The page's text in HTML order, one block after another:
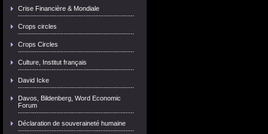
Crise Financière & Mondiale
Crops circles
Crops Circles
Culture, Institut français
David Icke
Davos, Bildenberg, Word Economic
Forum
Déclaration de souveraineté humaine